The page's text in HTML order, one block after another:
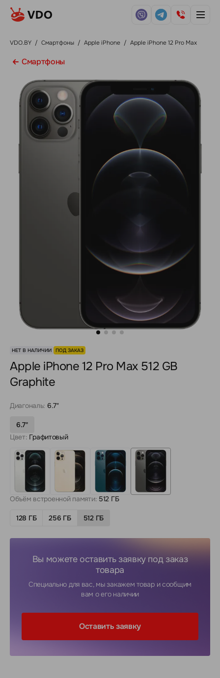
VDO.BY / Смартфоны / Apple iPhone / Apple iPhone 12 Pro Max
Смартфоны
НЕТ В НАЛИЧИИ ПОД ЗАКАЗ
Apple iPhone 12 Pro Max 512 GB
Graphite
Диагональ: 6.7"
6.7"
Цвет: Графитовый
Объём встроенной памяти: 512 ГБ
128 ГБ 256 ГБ 512 ГБ
Вы можете оставить заявку под заказ
товара
Специально для вас, мы закажем товар и сообщим
вам о его наличии
Оставить заявку